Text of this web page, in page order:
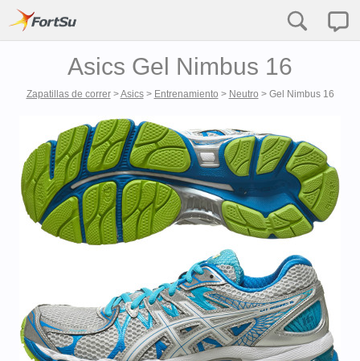
Asics Gel Nimbus 16
Zapatillas de correr>Asics> Entrenamiento > Neutro > Gel Nimbus 16